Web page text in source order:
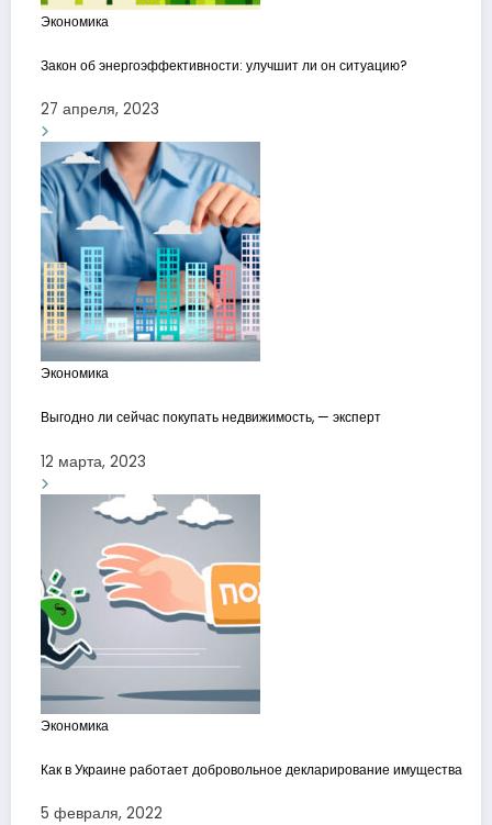
Экономика
Закон об энергоэффективности: улучшит ли он ситуацию?
27 апреля, 2023
Экономика
Выгодно ли сейчас покупать недвижимость, — эксперт
12 марта, 2023
Экономика
Как в Украине работает добровольное декларирование имущества
5 февраля, 2022